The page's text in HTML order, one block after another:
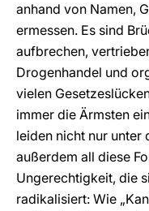
anhand von Namen,
ermessen. Es sind
aufbrechen,
Drogenhandel und
vielen
immer die Ärmsten
leiden nicht nur unter
außerdem all diese
Ungerechtigkeit, die
radikalisiert: Wie